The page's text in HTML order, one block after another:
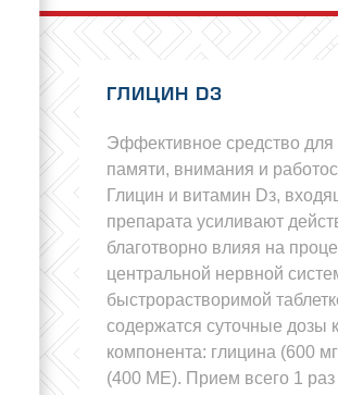
ГЛИЦИН D3
Эффективное средство
памяти, внимания и
Глицин и витамин Dз,
препарата усиливают
благотворно влияя на
центральной нервной
быстрорастворимой
содержатся суточные дозы
компонента: глицина (600
(400 МЕ). Прием всего 1 раз